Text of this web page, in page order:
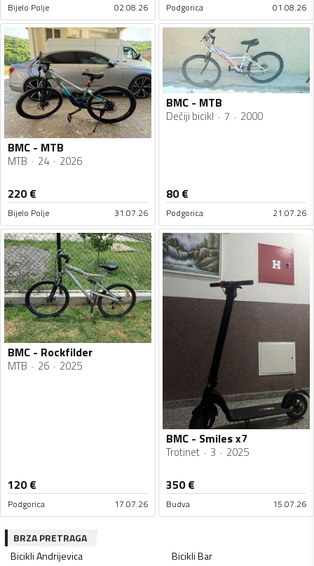
Bijelo Polje 02.08.26 Podgorica 01.08.26
BMC - MTB
MTB 24 2026
220€
Bijelo Polje 31.07.26
BMC - MTB
Dečiji bicikl 7 2000
80€
Podgorica 21.07.26
BMC - Rockfilder
MTB 26 2025
120€
Podgorica 17.07.26
BMC - Smiles x7
Trotinet 3 2025
350€
Budva 15.07.26
BRZA PRETRAGA
BicikliAndrijevica BicikliBar